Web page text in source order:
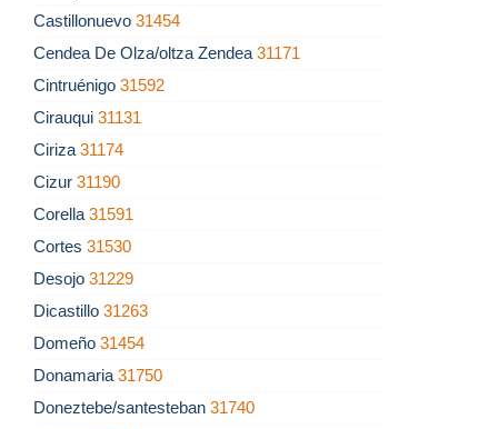
Castillonuevo 31454
Cendea De Olza/oltza Zendea 31171
Cintruénigo 31592
Cirauqui 31131
Ciriza 31174
Cizur 31190
Corella 31591
Cortes 31530
Desojo 31229
Dicastillo 31263
Domeño 31454
Donamaria 31750
Doneztebe/santesteban 31740